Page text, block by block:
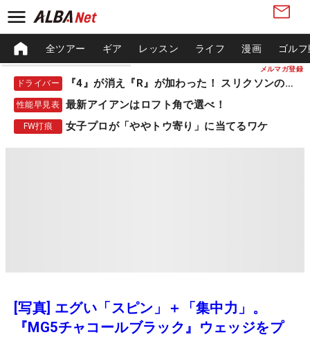
メルマガ登録
全ツアー ギア レッスン ライフ 漫画 ゴル
ドライバー 『4』が消え『R』が加わった！ スリクソンの新作
性能早見表 最新アイアンはロフト角で選べ！
FW打痕 女子プロが「ややトウ寄り」に当てるワケ
[写真] エグい「スピン」＋「集中力」。
『MG5チャコールブラック』ウェッジをプ